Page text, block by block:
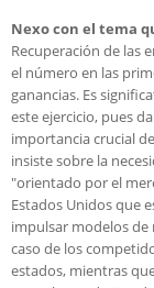
Nexo con el tema
Recuperación de las
el número en las
ganancias. Es
este ejercicio, pues
importancia crucial
insiste sobre la
"orientado por el
Estados Unidos que
impulsar modelos de
caso de los
estados, mientras